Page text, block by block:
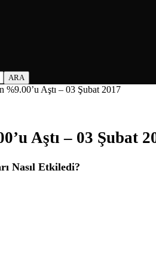
%9.00’u Aştı – 03 Şubat 2017
Aştı – 03 Şubat
Nasıl Etkiledi?